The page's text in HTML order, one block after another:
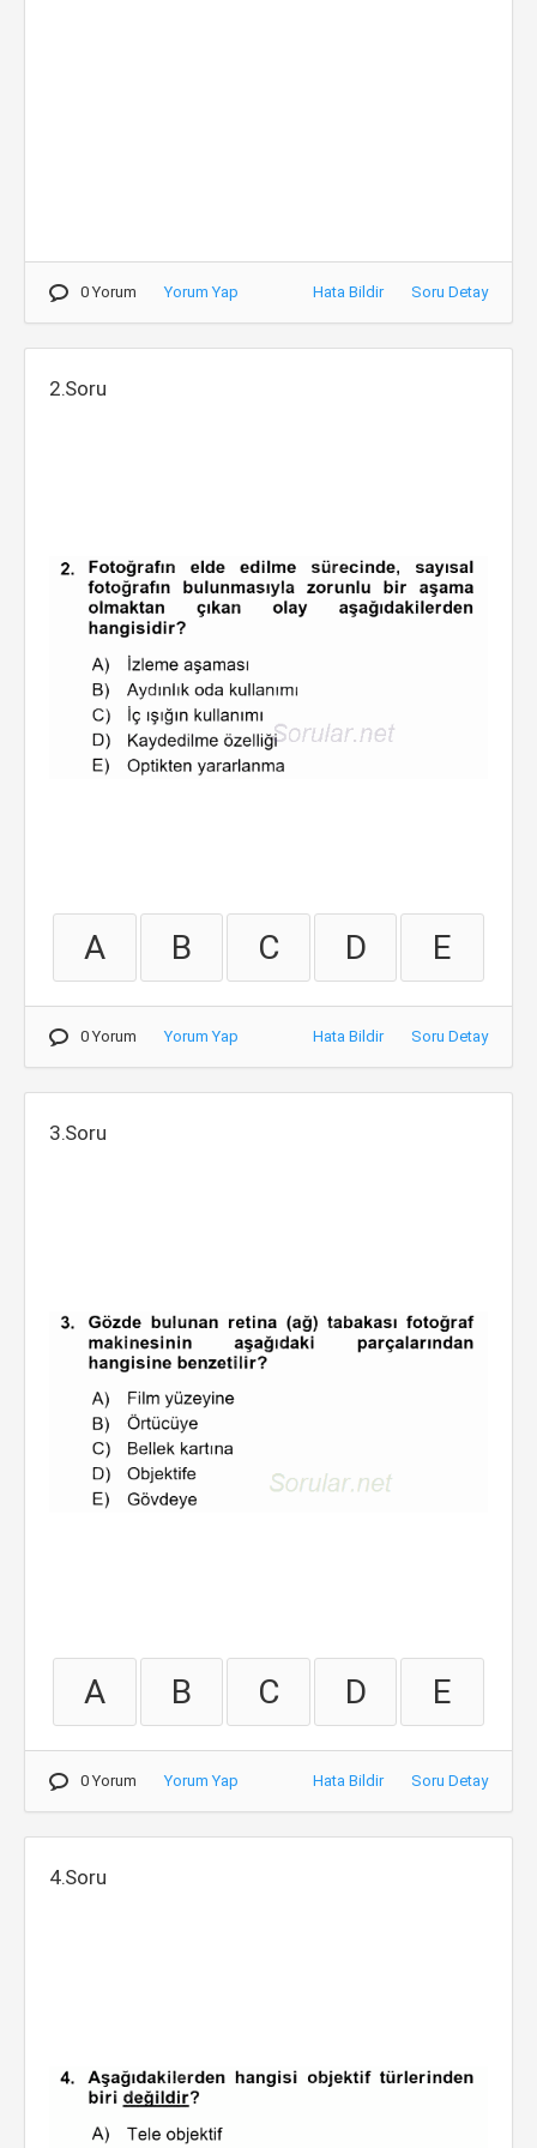
0 Yorum Yorum Yap Hata Bildir Soru Detay
2.Soru
A B C D E
0 Yorum Yorum Yap Hata Bildir Soru Detay
3.Soru
A B C D E
0 Yorum Yorum Yap Hata Bildir Soru Detay
4.Soru